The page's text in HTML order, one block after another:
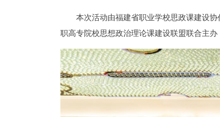
本次活动由福建省职业学校思政课建设
职高专院校思想政治理论课建设联盟联合主